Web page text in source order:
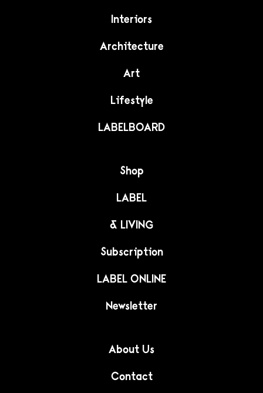
Interiors
Architecture
Art
Lifestyle
LABELBOARD
Shop
LABEL
& LIVING
Subscription
LABEL ONLINE
Newsletter
About Us
Contact